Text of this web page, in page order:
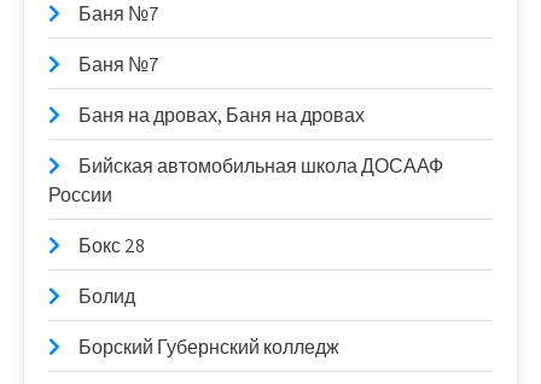
Баня №7
Баня №7
Баня на дровах, Баня на дровах
Бийская автомобильная школа ДОСААФ
России
Бокс 28
Болид
Борский Губернский колледж